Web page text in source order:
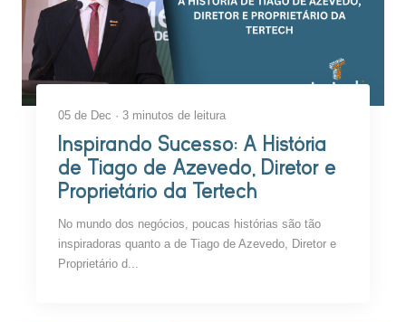
05 de Dec · 3 minutos de leitura
Inspirando Sucesso: A História
de Tiago de Azevedo, Diretor e
Proprietário da Tertech
No mundo dos negócios, poucas histórias são tão
inspiradoras quanto a de Tiago de Azevedo, Diretor e
Proprietário d...